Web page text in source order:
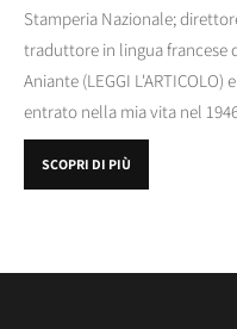
Stamperia Nazionale;
traduttore in lingua francese
Aniante (LEGGI
entrato nella mia vita nel
SCOPRI DI PIÙ